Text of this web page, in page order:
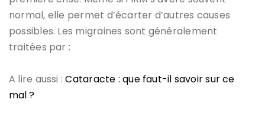
normal, elle permet d’écarter d’autres causes
possibles. Les migraines sont généralement
traitées par :
A lire aussi :Cataracte : que faut-il savoir sur ce
mal ?